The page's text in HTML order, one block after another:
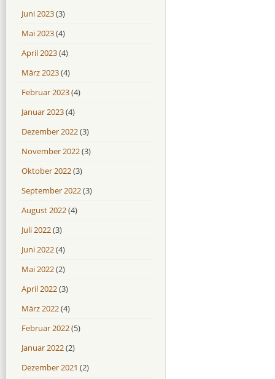
Juni 2023(3)
Mai 2023(4)
April 2023(4)
März 2023(4)
Februar 2023(4)
Januar 2023(4)
Dezember 2022(3)
November 2022(3)
Oktober 2022(3)
September 2022(3)
August 2022(4)
Juli 2022(3)
Juni 2022(4)
Mai 2022(2)
April 2022(3)
März 2022(4)
Februar 2022(5)
Januar 2022(2)
Dezember 2021 (2)